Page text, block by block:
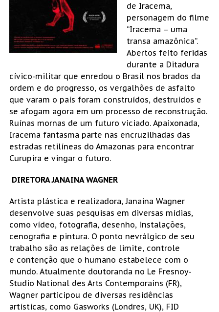
de Iracema,
personagem do filme
“Iracema – uma
transa amazônica”.
Abertos feito feridas
durante a Ditadura
cívico-militar que enredou o Brasil nos brados da
ordem e do progresso, os vergalhões de asfalto
que varam o país foram construídos, destruídos e
se afogam agora em um processo de reconstrução.
Ruínas mornas de um futuro viciado. Apaixonada,
Iracema fantasma parte nas encruzilhadas das
estradas retilíneas do Amazonas para encontrar
Curupira e vingar o futuro.
DIRETORA JANAINA WAGNER
Artista plástica e realizadora, Janaina Wagner
desenvolve suas pesquisas em diversas mídias,
como vídeo, fotografia, desenho, instalações,
cenografia e pintura. O ponto nevrálgico de seu
trabalho são as relações de limite, controle
e contenção que o humano estabelece com o
mundo. Atualmente doutoranda no Le Fresnoy-
Studio National des Arts Contemporains (FR),
Wagner participou de diversas residências
artísticas, como Gasworks (Londres, UK), FID